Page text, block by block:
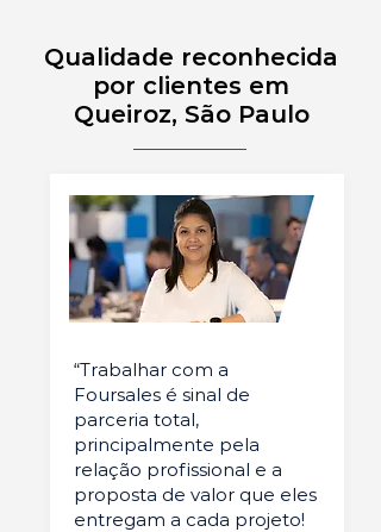
Qualidade reconhecida
por clientes em
Queiroz, São Paulo
“Trabalhar com a
Foursales é sinal de
parceria total,
principalmente pela
relação profissional e a
proposta de valor que eles
entregam a cada projeto!